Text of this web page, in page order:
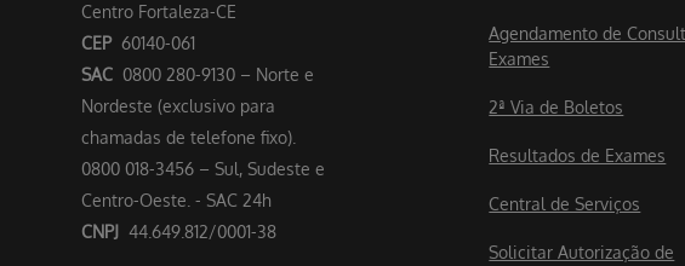
Centro Fortaleza-CE
CEP 60140-061
SAC 0800 280-9130 – Norte e
Nordeste (exclusivo para
chamadas de telefone fixo).
0800 018-3456 – Sul, Sudeste e
Centro-Oeste. - SAC 24h
CNPJ 44.649.812/0001-38
Agendamento de
Exames
2ª Via de Boletos
Resultados de Exames
Central de Serviços
Solicitar Autorização de